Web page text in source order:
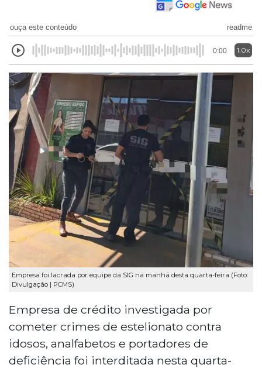
ouça este conteúdo readme
0:00 1.0x
Empresa foi lacrada por equipe da SIG na manhã desta quarta-feira (Foto:
Divulgação | PCMS)
Empresa de crédito investigada por
cometer crimes de estelionato contra
idosos, analfabetos e portadores de
deficiência foi interditada nesta quarta-